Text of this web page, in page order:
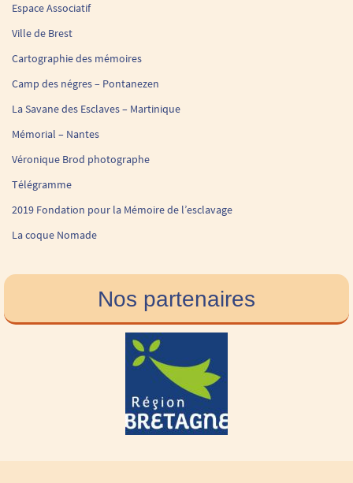
Espace Associatif
Ville de Brest
Cartographie des mémoires
Camp des négres – Pontanezen
La Savane des Esclaves – Martinique
Mémorial – Nantes
Véronique Brod photographe
Télégramme
2019 Fondation pour la Mémoire de l’esclavage
La coque Nomade
Nos partenaires